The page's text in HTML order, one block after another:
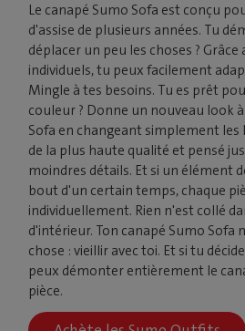
Le canapé Sumo Sofa est conçu
d'assise de plusieurs années. Tu
déplacer un peu les choses ?
individuels, tu peux facilement
Mingle à tes besoins. Tu es prêt
couleur ? Donne un nouveau look
Sofa en changeant simplement les
de la plus haute qualité et pensé
moindres détails. Et si un élément
bout d'un certain temps, chaque
individuellement. Rien n'est collé
d'intérieur. Ton canapé Sumo Sofa
chose : vieillir avec toi. Et si tu
peux démonter entièrement le
pièce.